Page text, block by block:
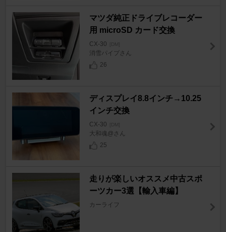
マツダ純正ドライブレコーダー
用 microSD カード交換
CX-30
消雪パイプさん
26
ディスプレイ8.8インチ→10.25
インチ交換
CX-30
大和魂@さん
25
走りが楽しいオススメ中古スポ
ーツカー3選【輸入車編】
カーライフ